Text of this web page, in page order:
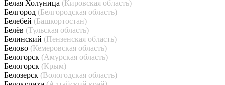
Белая Холуница (Кировская область)
Белгород (Белгородская область)
Белебей (Башкортостан)
Белёв (Тульская область)
Белинский (Пензенская область)
Белово (Кемеровская область)
Белогорск (Амурская область)
Белогорск (Крым)
Белозерск (Вологодская область)